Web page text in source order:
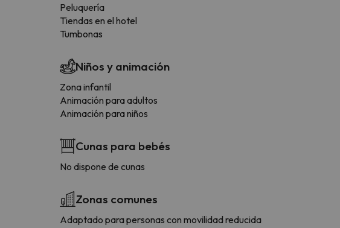
Peluquería
Tiendas en el hotel
Tumbonas
Niños y animación
Zona infantil
Animación para adultos
Animación para niños
Cunas para bebés
No dispone de cunas
Zonas comunes
Adaptado para personas con movilidad reducida